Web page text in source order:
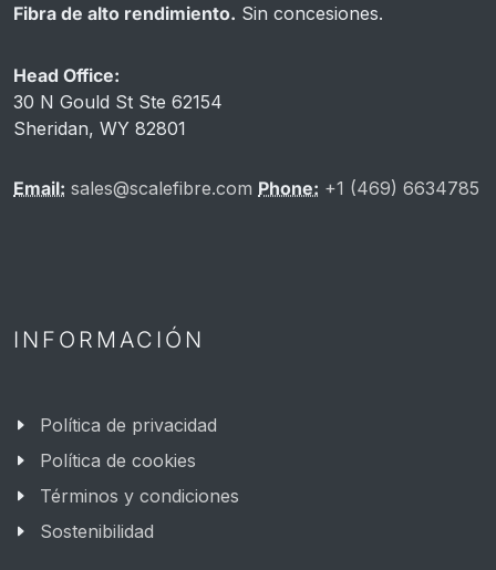
Fibra de alto rendimiento. Sin concesiones.
Head Office:
30 N Gould St Ste 62154
Sheridan, WY 82801
Email: sales@scalefibre.com Phone: +1 (469) 6634785
INFORMACIÓN
Política de privacidad
Política de cookies
Términos y condiciones
Sostenibilidad